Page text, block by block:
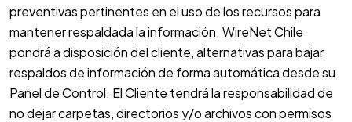
preventivas pertinentes en el uso de los recursos para
mantener respaldada la información. WireNet Chile
pondrá a disposición del cliente, alternativas para bajar
respaldos de información de forma automática desde su
Panel de Control. El Cliente tendrá la responsabilidad de
no dejar carpetas, directorios y/o archivos con permisos